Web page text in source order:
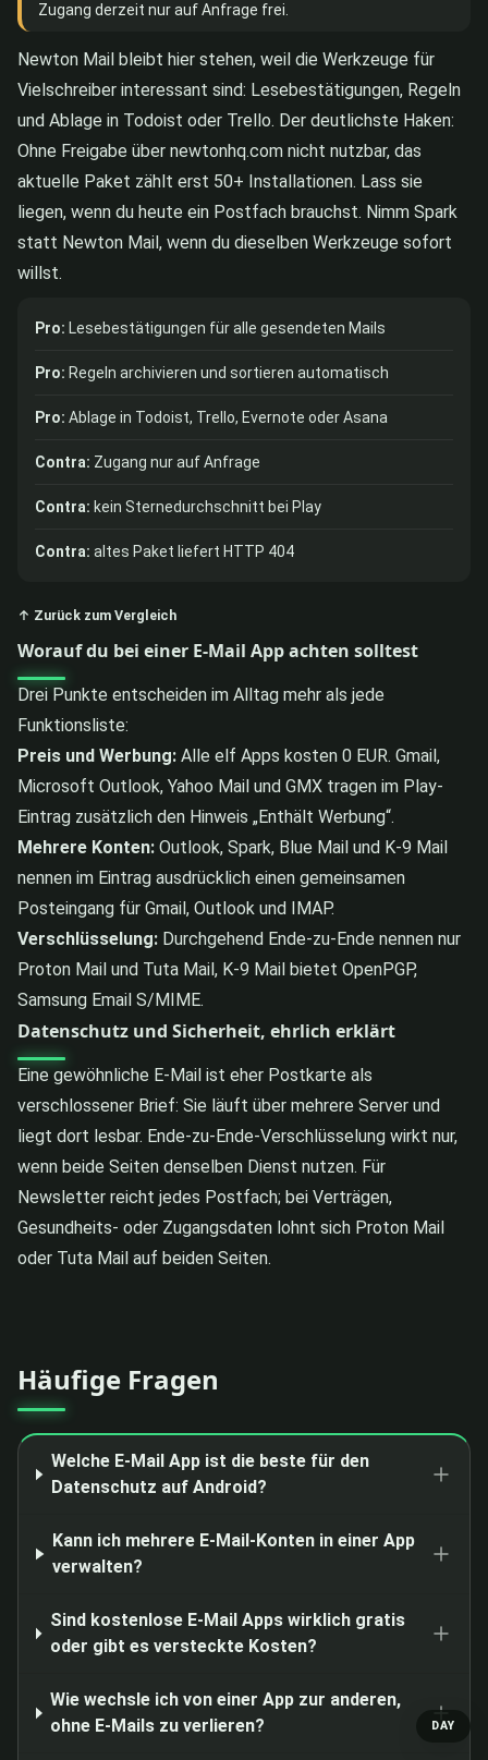
DAY
Zugang derzeit nur auf Anfrage frei.
Newton Mail bleibt hier stehen, weil die Werkzeuge für
Vielschreiber interessant sind: Lesebestätigungen, Regeln
und Ablage in Todoist oder Trello. Der deutlichste Haken:
Ohne Freigabe über newtonhq.com nicht nutzbar, das
aktuelle Paket zählt erst 50+ Installationen. Lass sie
liegen, wenn du heute ein Postfach brauchst. Nimm Spark
statt Newton Mail, wenn du dieselben Werkzeuge sofort
willst.
Pro: Lesebestätigungen für alle gesendeten Mails
Pro: Regeln archivieren und sortieren automatisch
Pro: Ablage in Todoist, Trello, Evernote oder Asana
Contra: Zugang nur auf Anfrage
Contra: kein Sternedurchschnitt bei Play
Contra: altes Paket liefert HTTP 404
↑ Zurück zum Vergleich
Worauf du bei einer E-Mail App achten solltest
Drei Punkte entscheiden im Alltag mehr als jede
Funktionsliste:
Preis und Werbung: Alle elf Apps kosten 0 EUR. Gmail,
Microsoft Outlook, Yahoo Mail und GMX tragen im Play-
Eintrag zusätzlich den Hinweis „Enthält Werbung“.
Mehrere Konten: Outlook, Spark, Blue Mail und K-9 Mail
nennen im Eintrag ausdrücklich einen gemeinsamen
Posteingang für Gmail, Outlook und IMAP.
Verschlüsselung: Durchgehend Ende-zu-Ende nennen nur
Proton Mail und Tuta Mail, K-9 Mail bietet OpenPGP,
Samsung Email S/MIME.
Datenschutz und Sicherheit, ehrlich erklärt
Eine gewöhnliche E-Mail ist eher Postkarte als
verschlossener Brief: Sie läuft über mehrere Server und
liegt dort lesbar. Ende-zu-Ende-Verschlüsselung wirkt nur,
wenn beide Seiten denselben Dienst nutzen. Für
Newsletter reicht jedes Postfach; bei Verträgen,
Gesundheits- oder Zugangsdaten lohnt sich Proton Mail
oder Tuta Mail auf beiden Seiten.
Häufige Fragen
Welche E-Mail App ist die beste für den
Datenschutz auf Android?
Kann ich mehrere E-Mail-Konten in einer App
verwalten?
Sind kostenlose E-Mail Apps wirklich gratis
oder gibt es versteckte Kosten?
Wie wechsle ich von einer App zur anderen,
ohne E-Mails zu verlieren?